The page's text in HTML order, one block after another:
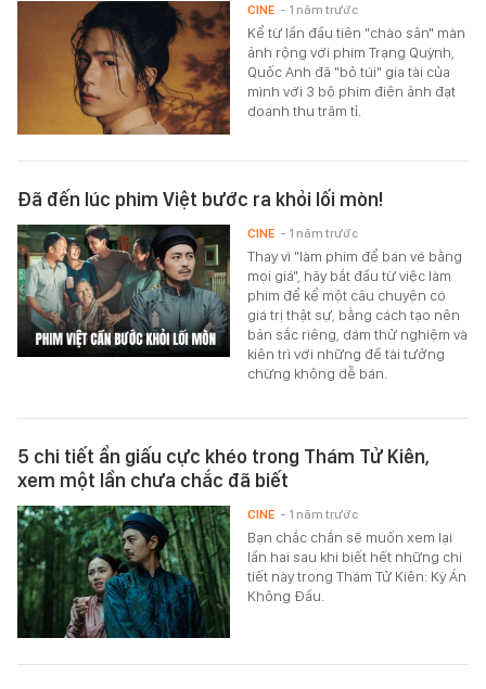
Kể từ lần đầu tiên "chào sân" màn
ảnh rộng với phim Trạng Quỳnh,
Quốc Anh đã "bỏ túi" gia tài của
mình với 3 bộ phim điện ảnh đạt
doanh thu trăm tỉ.
CINE - 1 năm trước
Đã đến lúc phim Việt bước ra khỏi lối mòn!
Thay vì "làm phim để bán vé bằng
mọi giá", hãy bắt đầu từ việc làm
phim để kể một câu chuyện có
giá trị thật sự, bằng cách tạo nên
bản sắc riêng, dám thử nghiệm và
kiên trì với những đề tài tưởng
chừng không dễ bán.
CINE - 1 năm trước
5 chi tiết ẩn giấu cực khéo trong Thám Tử Kiên,
xem một lần chưa chắc đã biết
Bạn chắc chắn sẽ muốn xem lại
lần hai sau khi biết hết những chi
tiết này trong Thám Tử Kiên: Kỳ Án
Không Đầu.
CINE - 1 năm trước